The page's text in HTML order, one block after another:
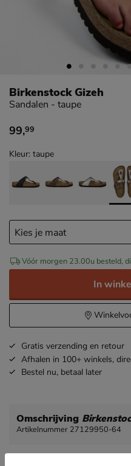
Birkenstock Gizeh
Sandalen - taupe
€ 99,99
99,99
Kleur: taupe
Vóór morgen 23.00u besteld,
In
Gratis verzending en retour
Afhalen in 100+ winkels,
Bestel nu, betaal later
Omschrijving
Artikelnummer 27129950-64